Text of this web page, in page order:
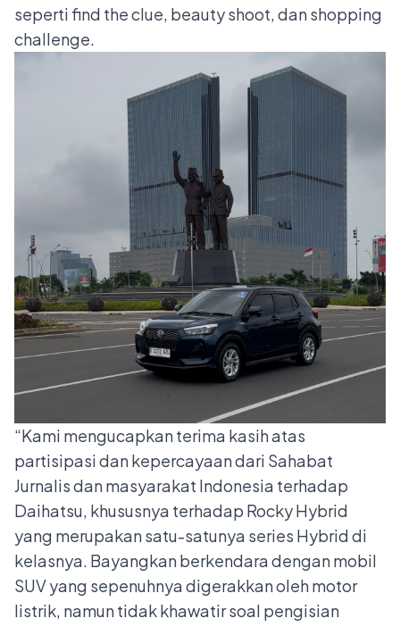
seperti find the clue, beauty shoot, dan shopping
challenge.
“Kami mengucapkan terima kasih atas
partisipasi dan kepercayaan dari Sahabat
Jurnalis dan masyarakat Indonesia terhadap
Daihatsu, khususnya terhadap Rocky Hybrid
yang merupakan satu-satunya series Hybrid di
kelasnya. Bayangkan berkendara dengan mobil
SUV yang sepenuhnya digerakkan oleh motor
listrik, namun tidak khawatir soal pengisian